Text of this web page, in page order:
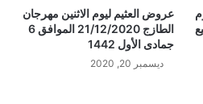
20 ربيع
عروض العثيم ليوم الاثنين مهرجان
الطازج 21/12/2020 الموافق 6
جمادى الأول 1442
ديسمبر 20, 2020